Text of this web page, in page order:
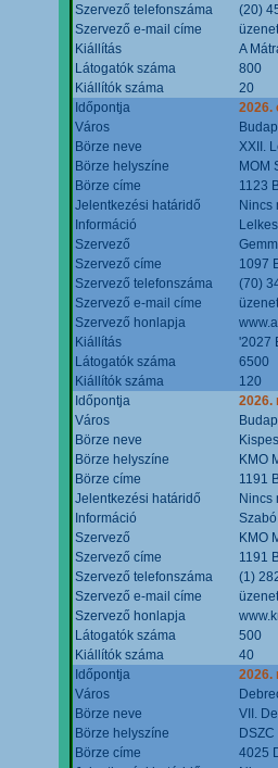
Szervező telefonszáma
(20)
Szervező e-mail címe
Kiállítás
A
Látogatók száma
800
Kiállítók száma
20
Időpontja
2026.
Város
Börze neve
XXII.
Börze helyszíne
MOM
Börze címe
1123
Jelentkezési határidő
Nincs
Információ
Szervező
Szervező címe
1097
Szervező telefonszáma
(70)
Szervező e-mail címe
Szervező honlapja
Kiállítás
'2027
Látogatók száma
6500
Kiállítók száma
120
Időpontja
2026.
Város
Börze neve
Börze helyszíne
KMO
Börze címe
1191
Jelentkezési határidő
Nincs
Információ
Szervező
KMO
Szervező címe
1191
Szervező telefonszáma
(1)
Szervező e-mail címe
Szervező honlapja
Látogatók száma
500
Kiállítók száma
40
Időpontja
2026.
Város
Börze neve
VII.
Börze helyszíne
Börze címe
4025